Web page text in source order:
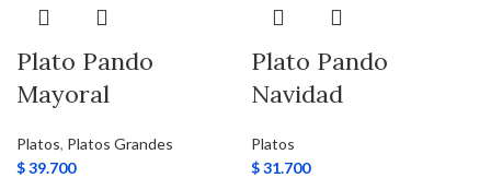
Plato Pando
Mayoral
Platos, Platos Grandes
$39.700
Plato Pando
Navidad
Platos
$31.700